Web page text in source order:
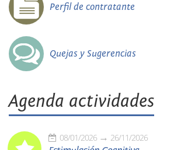
Perfil de contratante
Quejas y Sugerencias
Agenda actividades
08/01/2026 26/11/2026